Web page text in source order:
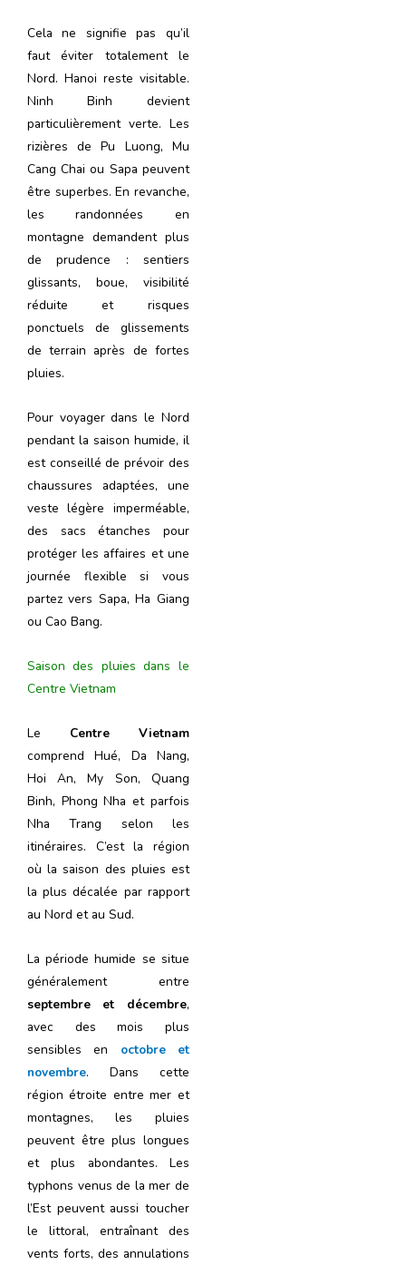
Cela ne signifie pas qu’il
faut éviter totalement le
Nord. Hanoi reste visitable.
Ninh Binh devient
particulièrement verte. Les
rizières de Pu Luong, Mu
Cang Chai ou Sapa peuvent
être superbes. En revanche,
les randonnées en
montagne demandent plus
de prudence : sentiers
glissants, boue, visibilité
réduite et risques
ponctuels de glissements
de terrain après de fortes
pluies.
Pour voyager dans le Nord
pendant la saison humide, il
est conseillé de prévoir des
chaussures adaptées, une
veste légère imperméable,
des sacs étanches pour
protéger les affaires et une
journée flexible si vous
partez vers Sapa, Ha Giang
ou Cao Bang.
Saison des pluies dans le
Centre Vietnam
Le Centre Vietnam
comprend Hué, Da Nang,
Hoi An, My Son, Quang
Binh, Phong Nha et parfois
Nha Trang selon les
itinéraires. C’est la région
où la saison des pluies est
la plus décalée par rapport
au Nord et au Sud.
La période humide se situe
généralement entre
septembre et décembre,
avec des mois plus
sensibles en octobre et
novembre. Dans cette
région étroite entre mer et
montagnes, les pluies
peuvent être plus longues
et plus abondantes. Les
typhons venus de la mer de
l’Est peuvent aussi toucher
le littoral, entraînant des
vents forts, des annulations